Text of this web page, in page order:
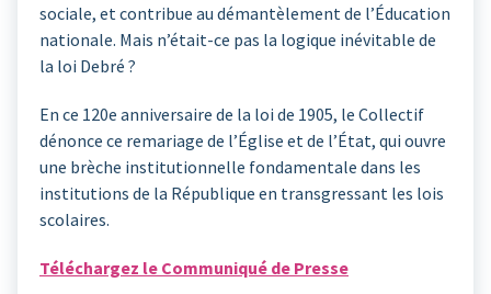
sociale, et contribue au démantèlement de l’Éducation
nationale. Mais n’était-ce pas la logique inévitable de
la loi Debré ?
En ce 120e anniversaire de la loi de 1905, le Collectif
dénonce ce remariage de l’Église et de l’État, qui ouvre
une brèche institutionnelle fondamentale dans les
institutions de la République en transgressant les lois
scolaires.
Téléchargez le Communiqué de Presse